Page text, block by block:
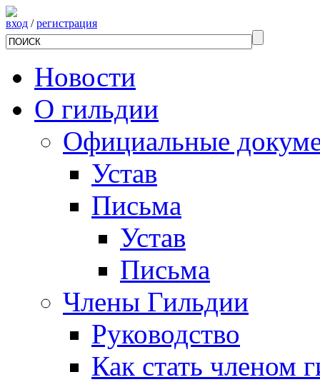
вход /регистрация
Новости
О гильдии
Официальные
Устав
Письма
Устав
Письма
Члены Гильдии
Руководство
Как стать членом